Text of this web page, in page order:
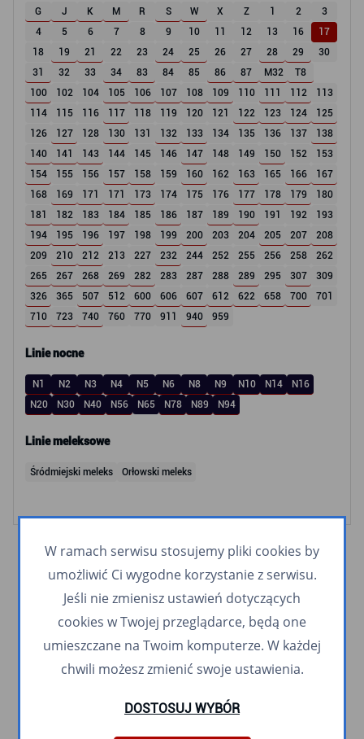
G J K M R S W X Z 1 2
3
4
5 6 7 8 9 10 11 12 13 16
17
18
19 21 22 23 24 25 26 27 28 29
30
31
32 33 34 83 84 85 86 87 M32
T8
100
102 104 105 106 107 108 109 110 111 112
113
114
115 116 117 118 119 120 121 122 123 124
125
126
127 128 130 131 132 133 134 135 136 137
138
140
141 143 144 145 146 147 148 149 150 152
153
154
155 156 157 158 159 160 162 163 165 166
167
168
169 171 171 173 174 175 176 177 178 179
180
181
182 183 184 185 186 187 189 190 191 192
193
194
195 196 197 198 199 200 203 204 205 207
208
209
210 212 213 227 232 244 252 255 256 258
262
265
267 268 269 282 283 287 288 289 295 307
309
326
365 507 512 600 606 607 612 622 658 700
701
710
723 740 760 770 911 940 959
Linie nocne
N1 N2 N3 N4 N5 N6 N8 N9 N10 N14
N16
N20
N30 N40 N56 N65 N78 N89 N94
Linie meleksowe
Śródmiejski meleks Orłowski meleks
W ramach serwisu stosujemy pliki cookies by
umożliwić Ci wygodne korzystanie z serwisu.
Jeśli nie zmienisz ustawień dotyczących
cookies w Twojej przeglądarce, będą one
umieszczane na Twoim komputerze. W każdej
chwili możesz zmienić swoje ustawienia.
DOSTOSUJ WYBÓR